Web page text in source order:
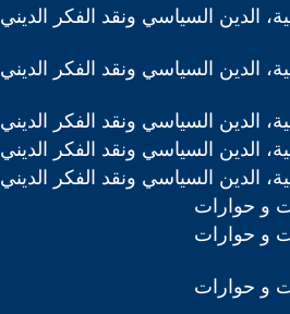
الدين السياسي ونقد الفكر الديني
الدين السياسي ونقد الفكر الديني
الدين السياسي ونقد الفكر الديني
الدين السياسي ونقد الفكر الديني
الدين السياسي ونقد الفكر الديني
و حوارات
و حوارات
و حوارات